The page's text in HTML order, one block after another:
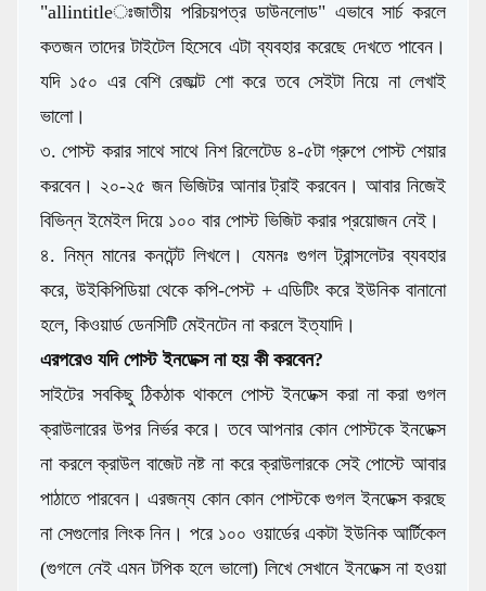
"allintitleঃজাতীয় পরিচয়পত্র ডাউনলোড" এভাবে সার্চ করলে
কতজন তাদের টাইটেল হিসেবে এটা ব্যবহার করেছে দেখতে পাবেন।
যদি ১৫০ এর বেশি রেজাল্ট শো করে তবে সেইটা নিয়ে না লেখাই
ভালো।
৩. পোস্ট করার সাথে সাথে নিশ রিলেটেড ৪-৫টা গ্রুপে পোস্ট শেয়ার
করবেন। ২০-২৫ জন ভিজিটর আনার ট্রাই করবেন। আবার নিজেই
বিভিন্ন ইমেইল দিয়ে ১০০ বার পোস্ট ভিজিট করার প্রয়োজন নেই।
৪. নিম্ন মানের কনটেন্ট লিখলে। যেমনঃ গুগল ট্রান্সলেটর ব্যবহার
করে, উইকিপিডিয়া থেকে কপি-পেস্ট + এডিটিং করে ইউনিক বানানো
হলে, কিওয়ার্ড ডেনসিটি মেইনটেন না করলে ইত্যাদি।
এরপরেও যদি পোস্ট ইনডেক্স না হয় কী করবেন?
সাইটের সবকিছু ঠিকঠাক থাকলে পোস্ট ইনডেক্স করা না করা গুগল
ক্রাউলারের উপর নির্ভর করে। তবে আপনার কোন পোস্টকে ইনডেক্স
না করলে ক্রাউল বাজেট নষ্ট না করে ক্রাউলারকে সেই পোস্টে আবার
পাঠাতে পারবেন। এরজন্য কোন কোন পোস্টকে গুগল ইনডেক্স করছে
না সেগুলোর লিংক নিন। পরে ১০০ ওয়ার্ডের একটা ইউনিক আর্টিকেল
(গুগলে নেই এমন টপিক হলে ভালো) লিখে সেখানে ইনডেক্স না হওয়া